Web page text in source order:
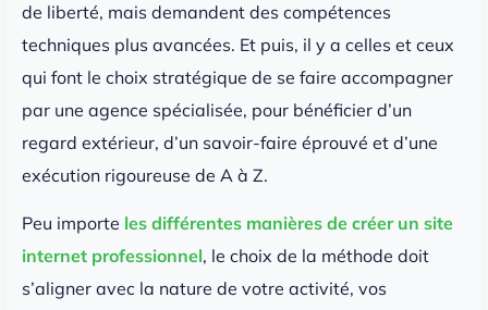
de liberté, mais demandent des compétences
techniques plus avancées. Et puis, il y a celles et ceux
qui font le choix stratégique de se faire accompagner
par une agence spécialisée, pour bénéficier d’un
regard extérieur, d’un savoir-faire éprouvé et d’une
exécution rigoureuse de A à Z.
Peu importe les différentes manières de créer un site
internet professionnel, le choix de la méthode doit
s’aligner avec la nature de votre activité, vos